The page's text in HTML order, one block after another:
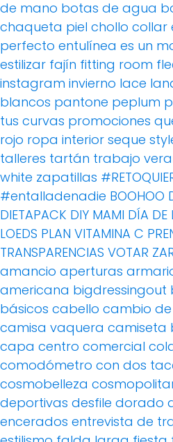
de mano botas de agua
chaqueta piel chollo collar
perfecto entulínea es un
estilizar fajín fitting room
instagram invierno lace
blancos pantone peplum
tus curvas promociones
rojo ropa interior seque
talleres tartán trabajo
white zapatillas
#entalladenadie BOOHOO
DIETAPACK DIY MAMI DÍA DE
LOEDS PLAN VITAMINA C
TRANSPARENCIAS VOTAR
amancio aperturas
americana bigdressingout
básicos cabello cambio
camisa vaquera camiseta
capa centro comercial
comodómetro con dos
cosmobelleza
deportivas desfile dorado
encerados entrevista de